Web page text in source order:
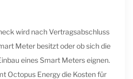
wird nach Vertragsabschluss
Meter besitzt oder ob sich die
eines Smart Meters eignen.
Octopus Energy die Kosten für